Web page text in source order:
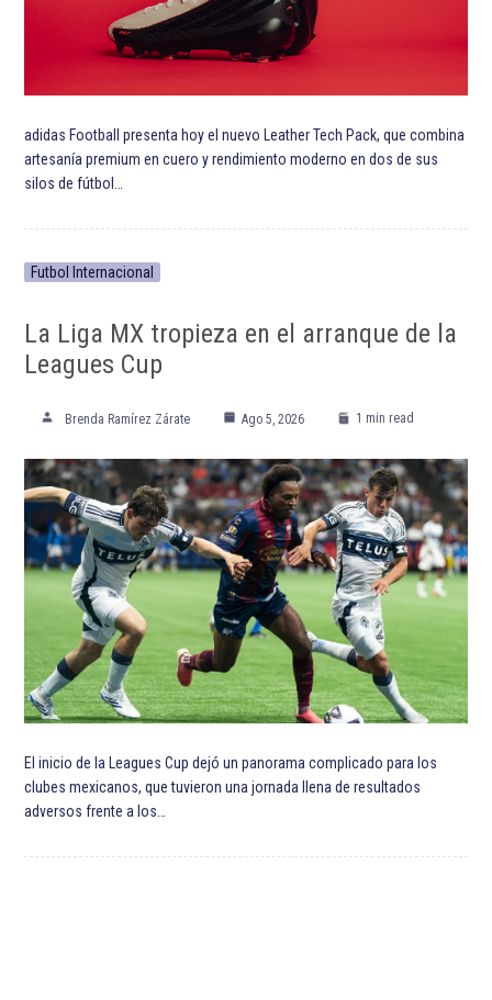
adidas Football presenta hoy el nuevo Leather Tech Pack, que combina
artesanía premium en cuero y rendimiento moderno en dos de sus
silos de fútbol…
Futbol Internacional
La Liga MX tropieza en el arranque de la
Leagues Cup
Brenda Ramírez Zárate Ago 5, 2026 1 min read
El inicio de la Leagues Cup dejó un panorama complicado para los
clubes mexicanos, que tuvieron una jornada llena de resultados
adversos frente a los…